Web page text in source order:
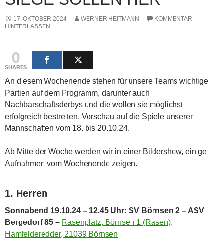
17. OKTOBER 2024 WERNER HEITMANN
KOMMENTAR
HINTERLASSEN
0
SHARES
An diesem Wochenende stehen für unsere Teams wichtige
Partien auf dem Programm, darunter auch
Nachbarschaftsderbys und die wollen sie möglichst
erfolgreich bestreiten. Vorschau auf die Spiele unserer
Mannschaften vom 18. bis 20.10.24.
Ab Mitte der Woche werden wir in einer Bildershow, einige
Aufnahmen vom Wochenende zeigen.
1. Herren
Sonnabend 19.10.24 – 12.45 Uhr: SV Börnsen 2 – ASV
Bergedorf 85 – Rasenplatz, Börnsen 1 (Rasen),
Hamfelderedder, 21039 Börnsen